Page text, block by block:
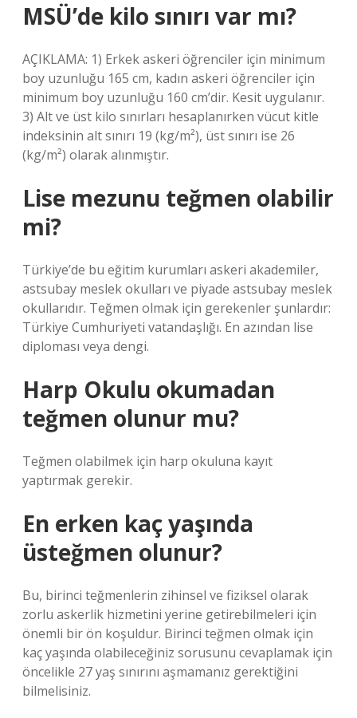
MSÜ’de kilo sınırı var mı?
AÇIKLAMA: 1) Erkek askeri öğrenciler için minimum
boy uzunluğu 165 cm, kadın askeri öğrenciler için
minimum boy uzunluğu 160 cm’dir. Kesit uygulanır.
3) Alt ve üst kilo sınırları hesaplanırken vücut kitle
indeksinin alt sınırı 19 (kg/m²), üst sınırı ise 26
(kg/m²) olarak alınmıştır.
Lise mezunu teğmen olabilir
mi?
Türkiye’de bu eğitim kurumları askeri akademiler,
astsubay meslek okulları ve piyade astsubay meslek
okullarıdır. Teğmen olmak için gerekenler şunlardır:
Türkiye Cumhuriyeti vatandaşlığı. En azından lise
diploması veya dengi.
Harp Okulu okumadan
teğmen olunur mu?
Teğmen olabilmek için harp okuluna kayıt
yaptırmak gerekir.
En erken kaç yaşında
üsteğmen olunur?
Bu, birinci teğmenlerin zihinsel ve fiziksel olarak
zorlu askerlik hizmetini yerine getirebilmeleri için
önemli bir ön koşuldur. Birinci teğmen olmak için
kaç yaşında olabileceğiniz sorusunu cevaplamak için
öncelikle 27 yaş sınırını aşmamanız gerektiğini
bilmelisiniz.